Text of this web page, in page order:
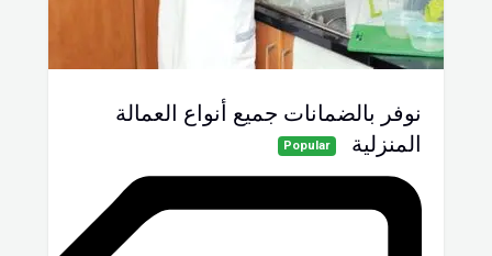
نوفر بالضمانات جميع أنواع العمالة
المنزلية
Popular